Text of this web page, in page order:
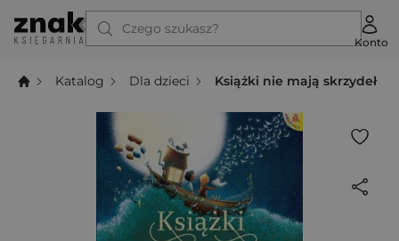
Czego szukasz?
Konto
Katalog Dla dzieci Książki nie mają skrzydeł